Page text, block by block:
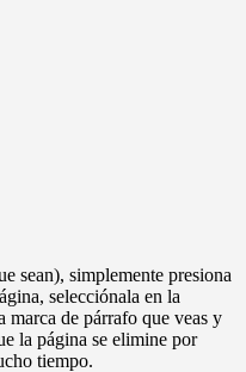
sean), simplemente presiona
selecciónala en la
de párrafo que veas y
la página se elimine por
tiempo.